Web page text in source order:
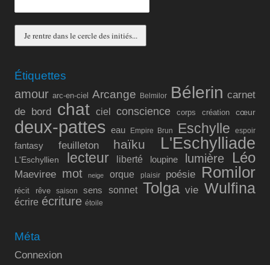
Étiquettes
amour arc-en-ciel Arcange Belmilor Bélerin carnet
de bord chat ciel conscience corps création cœur
deux-pattes eau Empire Brun Eschylle espoir
fantasy feuilleton haïku L'Eschylliade
L'Eschyllien lecteur liberté loupine lumière Léo
Maeviree mot neige orque plaisir poésie Romilor
récit rêve saison sens sonnet Tolga vie Wulfina
écrire écriture étoile
Méta
Connexion